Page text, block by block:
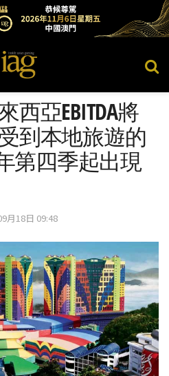
西亞EBITDA將
到本地旅遊的
第四季起出現
月18日 09:48